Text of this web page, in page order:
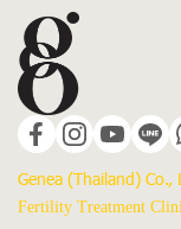
Genea (Thailand) Co.,
Fertility Treatment